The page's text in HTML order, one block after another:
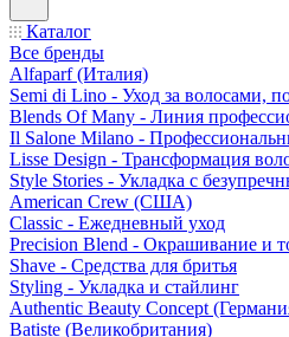
Каталог
Все бренды
Alfaparf (Италия)
Semi di Lino - Уход за волосами,
Blends Of Many - Линия
Il Salone Milano -
Lisse Design - Трансформация
Style Stories - Укладка с
American Crew (США)
Classic - Ежедневный уход
Precision Blend - Окрашивание и
Shave - Средства для бритья
Styling - Укладка и стайлинг
Authentic Beauty Concept
Batiste (Великобритания)